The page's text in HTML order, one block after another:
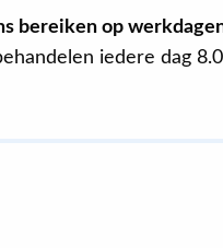
bereiken op
iedere dag